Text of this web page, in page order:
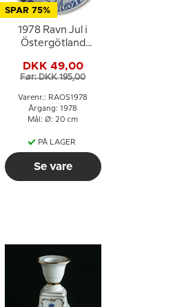
SPAR 75%
1978 Ravn Jul i
Östergötland
DKK 49,00
Før: DKK 195,00
Varenr.: RAOS1978
Årgang: 1978
Mål: Ø: 20 cm
PÅ LAGER
Se vare